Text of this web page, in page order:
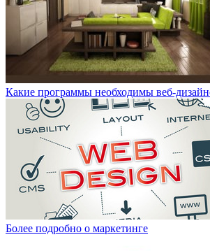
Какие программы необходимы веб-
Более подробно о маркетинге